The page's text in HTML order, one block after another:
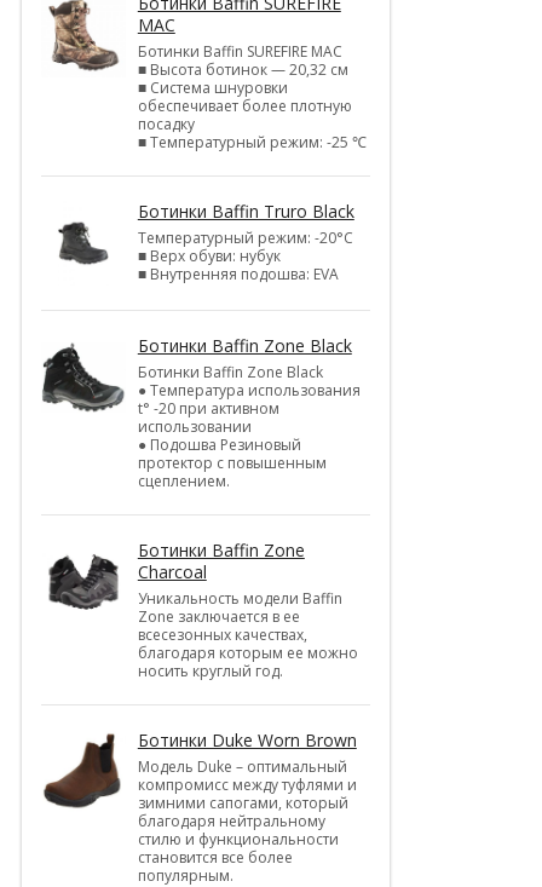
MAC
Ботинки Baffin SUREFIRE MAC
■ Высота ботинок — 20,32 см
■ Система шнуровки
обеспечивает более плотную
посадку
■ Температурный режим: -25 ℃
Ботинки Baffin Truro Black
Температурный режим: -20°С
■ Верх обуви: нубук
■ Внутренняя подошва: EVA
Ботинки Baffin Zone Black
Ботинки Baffin Zone Black
● Температура использования
t° -20 при активном
использовании
● Подошва Резиновый
протектор с повышенным
сцеплением.
Ботинки Baffin Zone
Charcoal
Уникальность модели Baffin
Zone заключается в ее
всесезонных качествах,
благодаря которым ее можно
носить круглый год.
Ботинки Duke Worn Brown
Модель Duke – оптимальный
компромисс между туфлями и
зимними сапогами, который
благодаря нейтральному
стилю и функциональности
становится все более
популярным.